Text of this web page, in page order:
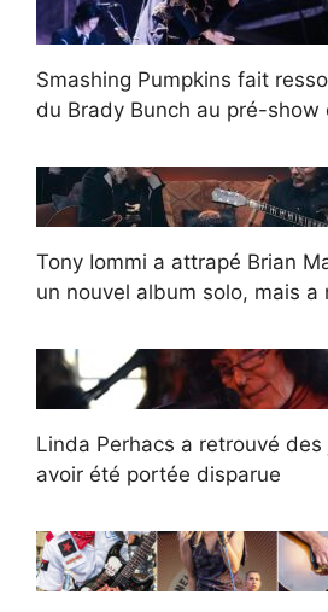
Smashing Pumpkins fait
du Brady Bunch au pré-show
Tony Iommi a attrapé Brian
un nouvel album solo, mais a
Linda Perhacs a retrouvé
avoir été portée disparue